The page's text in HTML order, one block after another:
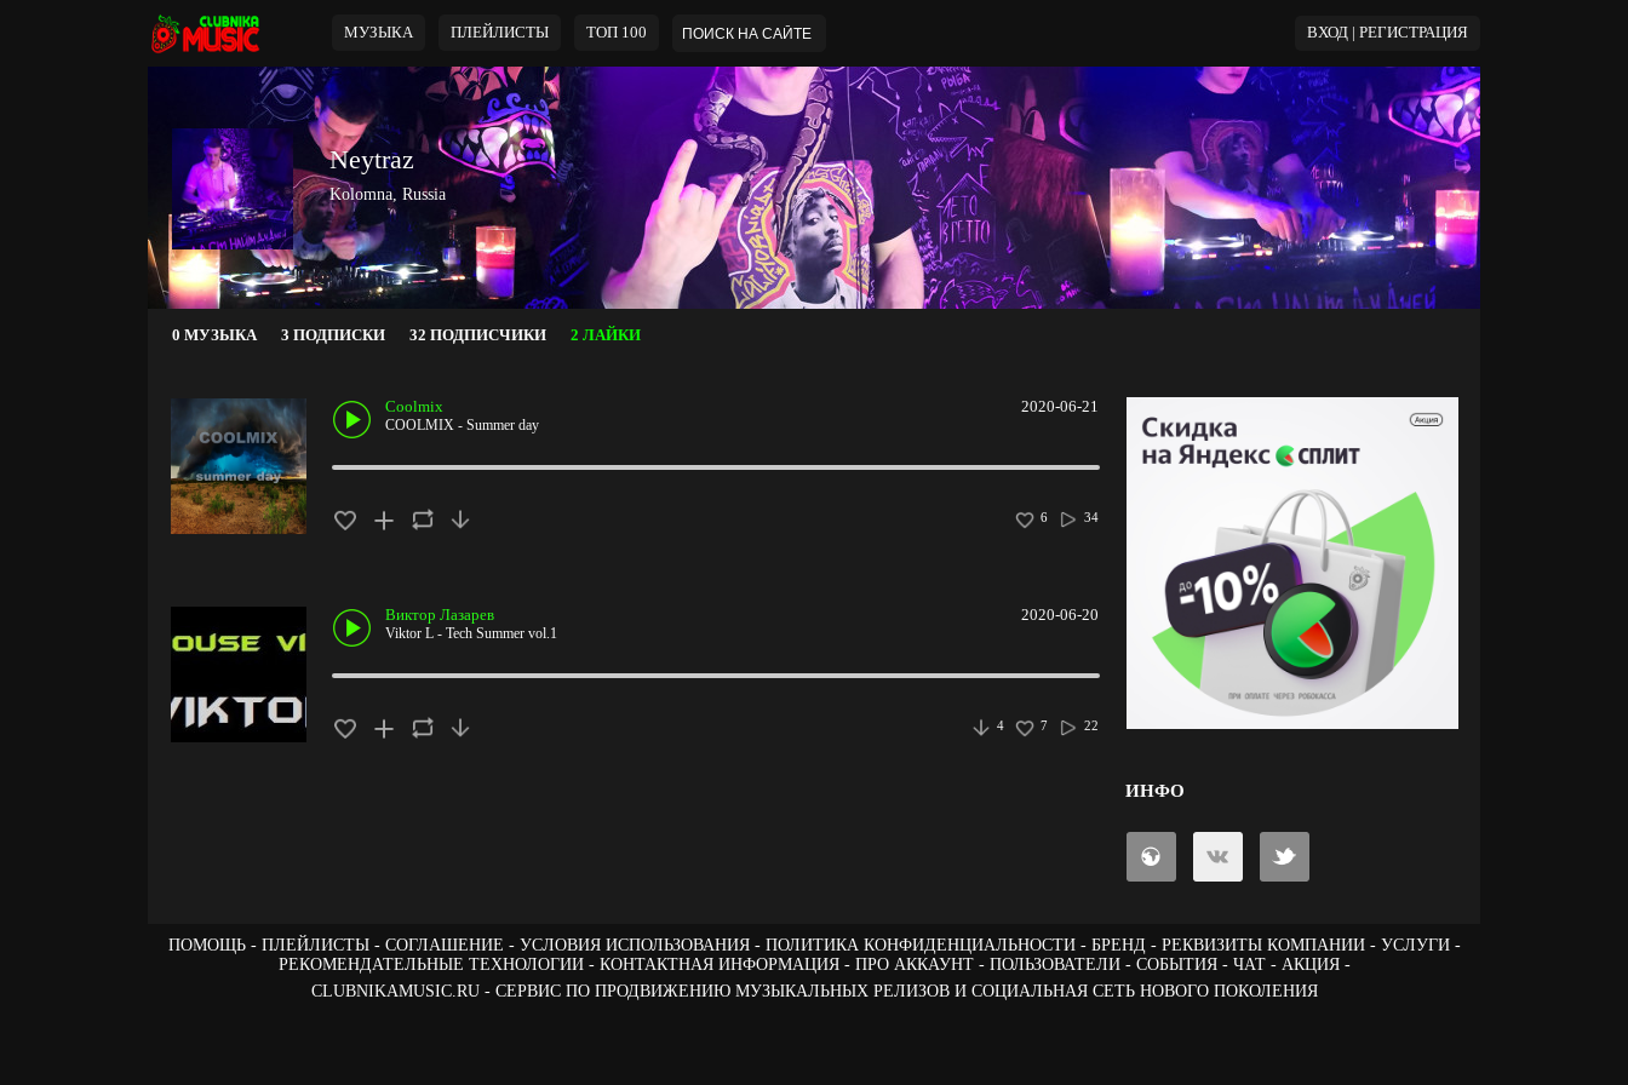
МУЗЫКА ПЛЕЙЛИСТЫ ТОП 100 ВХОД | РЕГИСТРАЦИЯ
Neytraz
Kolomna, Russia
0 МУЗЫКА 3 ПОДПИСКИ 32 ПОДПИСЧИКИ 2 ЛАЙКИ
2020-06-21
Coolmix
COOLMIX - Summer day
34
6
2020-06-20
Виктор Лазарев
Viktor L - Tech Summer vol.1
22
7
4
ИНФО
ПОМОЩЬ ПЛЕЙЛИСТЫ СОГЛАШЕНИЕ УСЛОВИЯ ИСПОЛЬЗОВАНИЯ ПОЛИТИКА КОНФИДЕНЦИАЛЬНОСТИ БРЕНД РЕКВИЗИТЫ КОМПАНИИ
УСЛУГИ
РЕКОМЕНДАТЕЛЬНЫЕ ТЕХНОЛОГИИ
КОНТАКТНАЯ ИНФОРМАЦИЯ ПРО АККАУНТ ПОЛЬЗОВАТЕЛИ СОБЫТИЯ ЧАТ
АКЦИЯ -
CLUBNIKAMUSIC.RU - СЕРВИС ПО ПРОДВИЖЕНИЮ МУЗЫКАЛЬНЫХ РЕЛИЗОВ И СОЦИАЛЬНАЯ СЕТЬ НОВОГО ПОКОЛЕНИЯ